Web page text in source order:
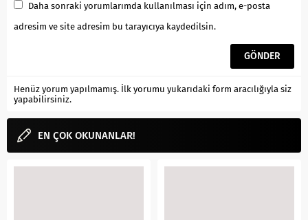
Daha sonraki yorumlarımda kullanılması için adım, e-posta
adresim ve site adresim bu tarayıcıya kaydedilsin.
Henüz yorum yapılmamış. İlk yorumu yukarıdaki form aracılığıyla siz
yapabilirsiniz.
EN ÇOK OKUNANLAR!